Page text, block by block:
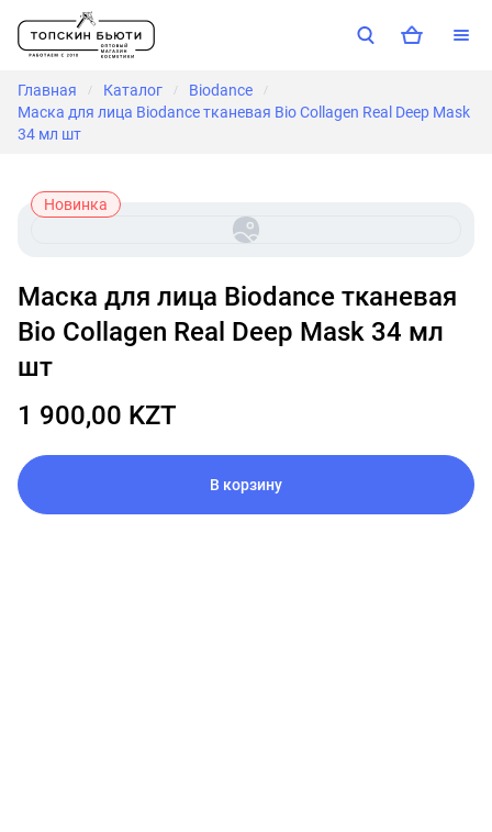
Главная / Каталог / Biodance /
Маска для лица Biodance тканевая Bio Collagen Real Deep Mask
34 мл шт
Новинка
Маска для лица Biodance тканевая
Bio Collagen Real Deep Mask 34 мл
шт
1 900,00 KZT
В корзину